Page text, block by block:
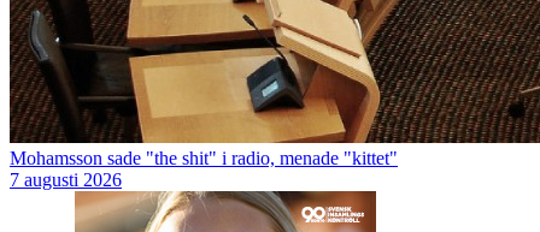
Mohamsson sade "the shit" i radio, menade "kittet"
7 augusti 2026